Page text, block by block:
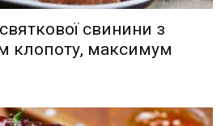
свинини з
клопоту, максимум